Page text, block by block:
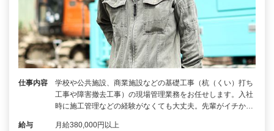
仕事内容
学校や公共施設、商業施設などの基礎工事（杭（くい）打ち
工事や障害撤去工事）の現場管理業務をお任せします。入社
時に施工管理などの経験がなくても大丈夫。先輩がイチか…
給与 月給380,000円以上